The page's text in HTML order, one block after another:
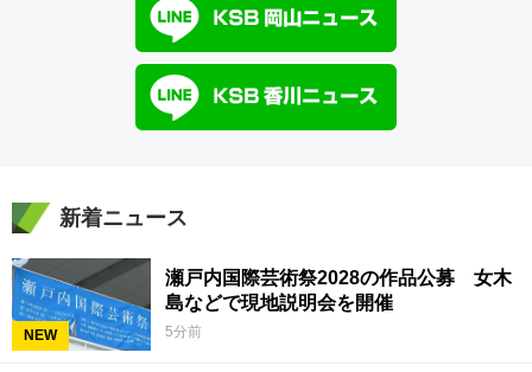
新着ニュース
NEW
瀬戸内国際芸術祭2028の作品公募 女木
島などで現地説明会を開催
5分前